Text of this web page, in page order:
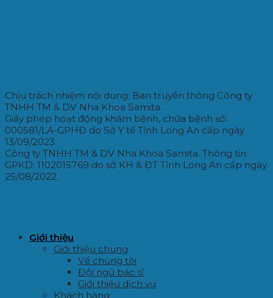
Chịu trách nhiệm nội dung: Ban truyền thông Công ty
TNHH TM & DV Nha Khoa Samita.
Giấy phép hoạt động khám bệnh, chữa bệnh số:
000581/LA-GPHĐ do Sở Y tế Tỉnh Long An cấp ngày
13/09/2023
Công ty TNHH TM & DV Nha Khoa Samita. Thông tin
GPKD: 1102015769 do sở KH & ĐT Tỉnh Long An cấp ngày
25/08/2022.
Giới thiệu
Giới thiệu chung
Về chúng tôi
Đội ngũ bác sĩ
Giới thiệu dịch vụ
Khách hàng